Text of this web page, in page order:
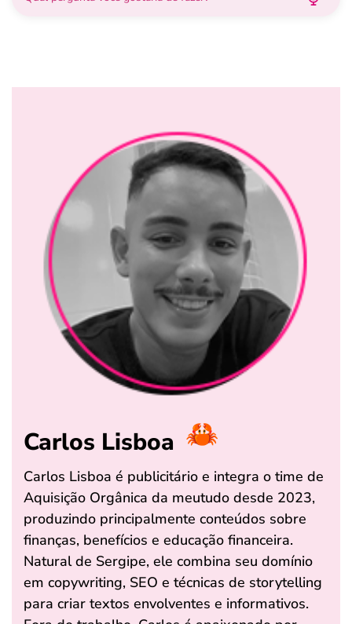
Carlos Lisboa
Carlos Lisboa é publicitário e integra o time de
Aquisição Orgânica da meutudo desde 2023,
produzindo principalmente conteúdos sobre
finanças, benefícios e educação financeira.
Natural de Sergipe, ele combina seu domínio
em copywriting, SEO e técnicas de storytelling
para criar textos envolventes e informativos.